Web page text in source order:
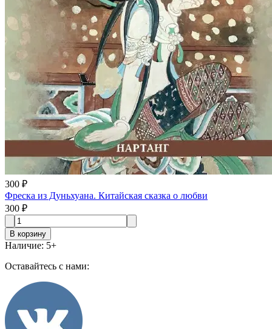
300 ₽
Фреска из Дуньхуана. Китайская сказка о любви
300 ₽
В корзину
Наличие: 5+
Оставайтесь с нами: